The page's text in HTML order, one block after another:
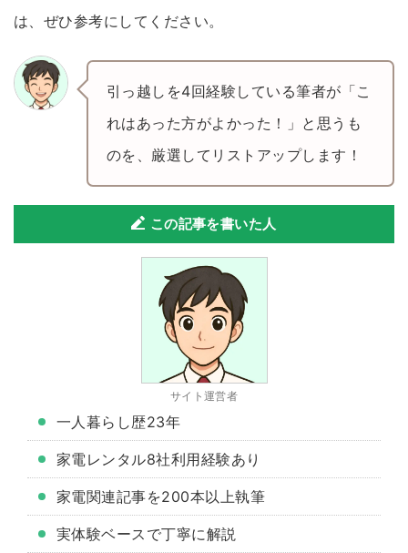
は、ぜひ参考にしてください。
引っ越しを4回経験している筆者が「こ
れはあった方がよかった！」と思うも
のを、厳選してリストアップします！
この記事を書いた人
サイト運営者
一人暮らし歴23年
家電レンタル8社利用経験あり
家電関連記事を200本以上執筆
実体験ベースで丁寧に解説